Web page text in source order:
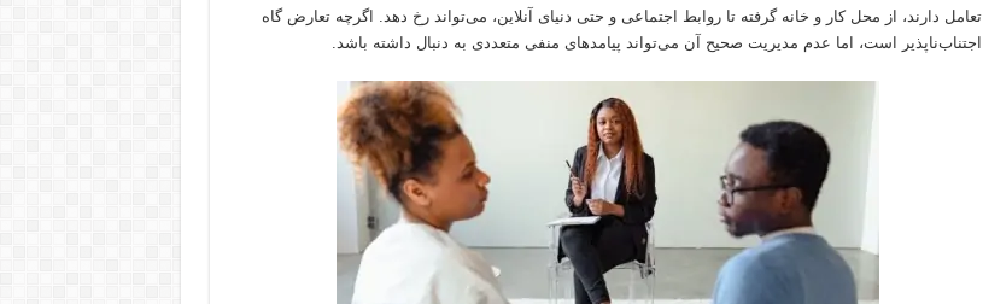
تعامل دارند، از محل کار و خانه گرفته تا روابط اجتماعی و حتی دنیای آنلاین، می‌تواند رخ دهد. اگرچه تعارض گاه
اجتناب‌ناپذیر است، اما عدم مدیریت صحیح آن می‌تواند پیامدهای منفی متعددی به دنبال داشته باشد.